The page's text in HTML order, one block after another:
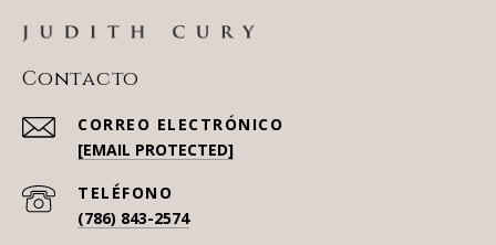
Contacto
[EMAIL PROTECTED]
(786) 843-2574